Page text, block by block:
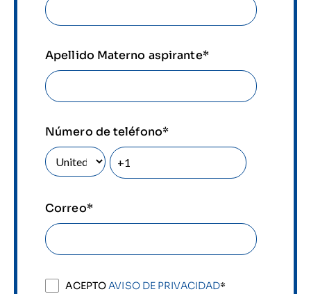
Apellido Materno aspirante*
Número de teléfono*
Correo*
ACEPTOAVISO DE PRIVACIDAD*